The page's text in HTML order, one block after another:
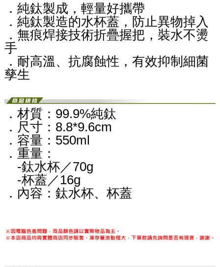
．純鈦製成，輕量好攜帶
．純鈦製造的水杯蓋，防止異物掉入
．無痕焊接技術折疊握把，裝水不燙
手
．耐高溫、抗腐蝕性，有效抑制細菌
孳生
．材質：99.9%純鈦
．尺寸：8.8*9.6cm
．容量：550ml
．重量：
-鈦水杯／70g
-杯蓋／ 16g
．內容：鈦水杯、杯蓋